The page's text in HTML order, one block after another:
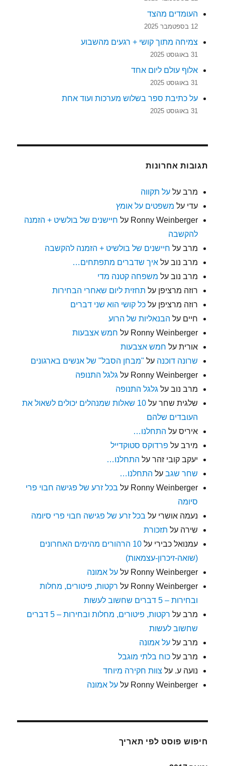
העומדים מהצד
12 בספטמבר 2025
צמיחה מתוך קושי + רגעים מהשבוע
31 באוגוסט 2025
אלוף עולם ליום אחד
31 באוגוסט 2025
על כתיבת ספר בשלוש מערכות ועוד אחת
31 באוגוסט 2025
תגובות אחרונות
מרב עלעל תקווה
עדי על משפטים על אומץ
Ronny Weinberger על חיישנים של בולשיט + הזמנה
להקשבה
מרב על חיישנים של בולשיט + הזמנה להקשבה
מרב נוב עלאיך שדברים מתפתחים…
מרב נוב על משפחה קטנה מדי
רוזה מרציפן על תחזית ליום שאחרי הבחירות
רוזה מרציפן עלכל קושי הוא שני דברים
חיים על הבנאליות של הרוע
Ronny Weinberger על חמש אצבעות
אורית על חמש אצבעות
שרונה דוכנה על "מבחן הסבל" של אנשים בארגונים
Ronny Weinberger על גלגל התנופה
מרב נוב על גלגל התנופה
שלגית שחר על
10 שאלות שמנהלים יכולים לשאול את
העובדים שלהם
איריס על התחלנו…
מירב על פרדוקס סטוקדייל
יעקב קובי זהר על התחלנו…
שחר שגב על התחלנו…
Ronny Weinberger על בכל זרע של פגישה חבוי פרי
סיומה
נעמה אושרי על בכל זרע של פגישה חבוי פרי סיומה
שירה על תזכורת
עמנואל כבירי על
10 הרהורים מהימים האחרונים
(שואה-זיכרון-עצמאות)
Ronny Weinberger עלעל אמונה
Ronny Weinberger על רקטות, פיטורים, מחלות
ובחירות – 5 דברים שחשוב לעשות
מרב על
רקטות, פיטורים, מחלות ובחירות – 5 דברים
שחשוב לעשות
מרב עלעל אמונה
מרב עלכוח בלתי מוגבל
נועה ע. על צוות חקירה מיוחד
Ronny Weinberger עלעל אמונה
חיפוש פוסט לפי תאריך